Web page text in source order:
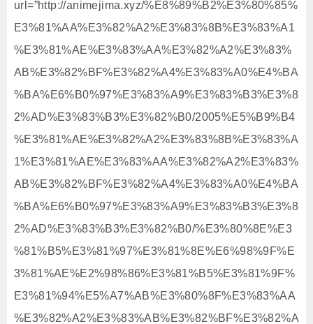
url=”http://animejima.xyz/%E8%89%B2%E3%80%85%
E3%81%AA%E3%82%A2%E3%83%8B%E3%83%A1
%E3%81%AE%E3%83%AA%E3%82%A2%E3%83%
AB%E3%82%BF%E3%82%A4%E3%83%A0%E4%BA
%BA%E6%B0%97%E3%83%A9%E3%83%B3%E3%8
2%AD%E3%83%B3%E3%82%B0/2005%E5%B9%B4
%E3%81%AE%E3%82%A2%E3%83%8B%E3%83%A
1%E3%81%AE%E3%83%AA%E3%82%A2%E3%83%
AB%E3%82%BF%E3%82%A4%E3%83%A0%E4%BA
%BA%E6%B0%97%E3%83%A9%E3%83%B3%E3%8
2%AD%E3%83%B3%E3%82%B0/%E3%80%8E%E3
%81%B5%E3%81%97%E3%81%8E%E6%98%9F%E
3%81%AE%E2%98%86%E3%81%B5%E3%81%9F%
E3%81%94%E5%A7%AB%E3%80%8F%E3%83%AA
%E3%82%A2%E3%83%AB%E3%82%BF%E3%82%A